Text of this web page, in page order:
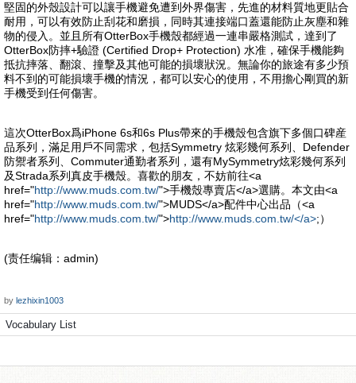
堅固的外殼設計可以讓手機避免遭到外界傷害，先進的材料質地更貼合
耐用，可以有效防止刮花和磨損，同時其連接端口蓋還能防止灰塵和雜
物的侵入。並且所有OtterBox手機殼都經過一連串嚴格測試，達到了
OtterBox防摔+驗證 (Certified Drop+ Protection) 水准，確保手機能夠
抵抗摔落、翻滾、撞擊及其他可能的損壞狀況。無論你的旅途有多少預
料不到的可能損壞手機的情況，都可以安心的使用，不用擔心剛買的新
手機受到任何傷害。
這次OtterBox爲iPhone 6s和6s Plus帶來的手機殼包含旗下多個口碑産
品系列，滿足用戶不同需求，包括Symmetry 炫彩幾何系列、Defender
防禦者系列、Commuter通勤者系列，還有MySymmetry炫彩幾何系列
及Strada系列真皮手機殼。喜歡的朋友，不妨前往<a
href="http://www.muds.com.tw/">手機殼專賣店</a>選購。本文由<a
href="http://www.muds.com.tw/">MUDS</a>配件中心出品（<a
href="http://www.muds.com.tw/">http://www.muds.com.tw/</a>;）
(责任编辑：admin)
by lezhixin1003
Vocabulary List